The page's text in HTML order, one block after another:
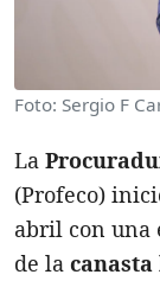
Foto: Sergio F
La
(Profeco)
abril con una
de la canasta